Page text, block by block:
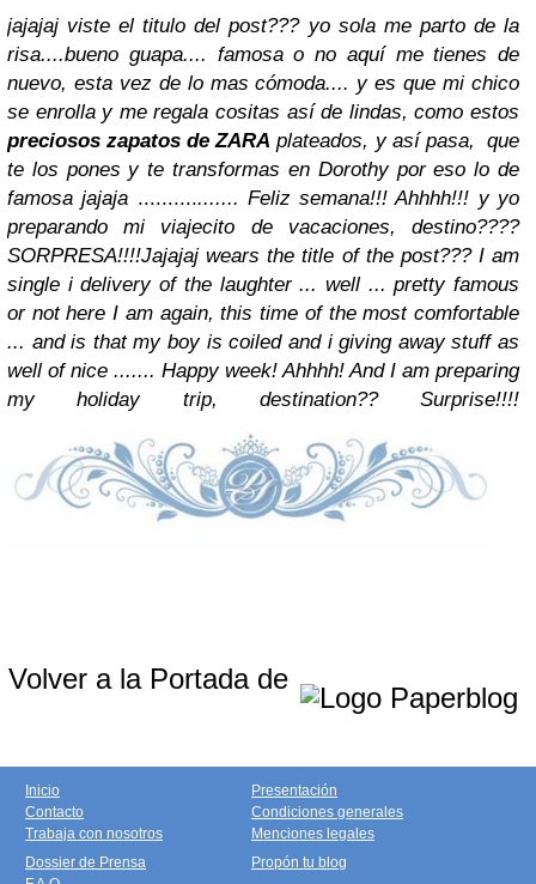
jajajaj viste el titulo del post??? yo sola me parto de la
risa....bueno guapa.... famosa o no aquí me tienes de
nuevo, esta vez de lo mas cómoda.... y es que mi chico
se enrolla y me regala cositas así de lindas, como estos
preciosos zapatos de ZARA plateados, y así pasa, que
te los pones y te transformas en Dorothy por eso lo de
famosa jajaja ................. Feliz semana!!! Ahhhh!!! y yo
preparando mi viajecito de vacaciones, destino????
SORPRESA!!!!Jajajaj wears the title of the post??? I am
single i delivery of the laughter ... well ... pretty famous
or not here I am again, this time of the most comfortable
... and is that my boy is coiled and i giving away stuff as
well of nice ....... Happy week! Ahhhh! And I am preparing
my holiday trip, destination?? Surprise!!!!
Volver a la Portada de
Inicio
Contacto
Trabaja con nosotros
Presentación
Condiciones generales
Menciones legales
Dossier de Prensa
Propón tu blog